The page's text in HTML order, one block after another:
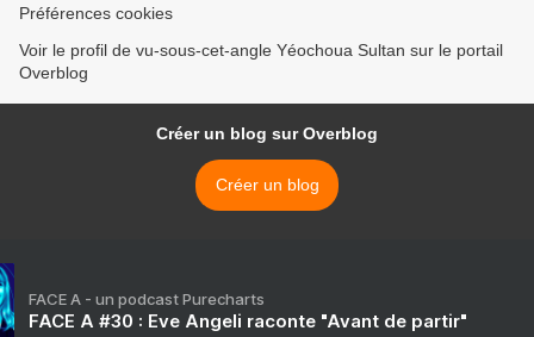
Préférences cookies
Voir le profil de vu-sous-cet-angle Yéochoua Sultan sur le portail
Overblog
Créer un blog sur Overblog
Créer un blog
FACE A - un podcast Purecharts
FACE A #30 : Eve Angeli raconte "Avant de partir"